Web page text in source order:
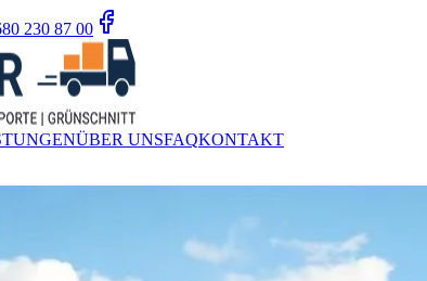
230 87 00
ÜBER UNSFAQKONTAKT